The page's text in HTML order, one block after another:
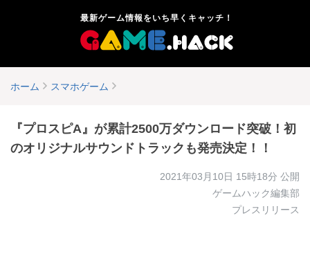
最新ゲーム情報をいち早くキャッチ！
ホーム スマホゲーム
『プロスピA』が累計2500万ダウンロード突破！初
のオリジナルサウンドトラックも発売決定！！
2021年03月10日 15時18分 公開
ゲームハック編集部
プレスリリース